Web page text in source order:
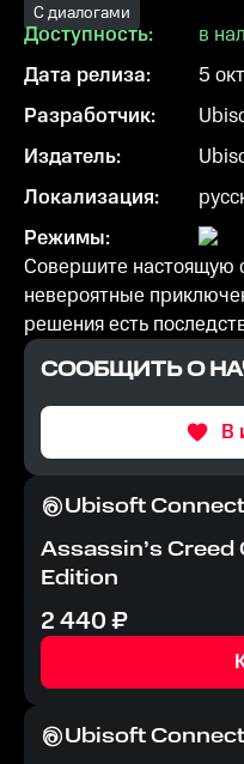
С диалогами
Доступность:
в
Дата релиза:
5
Разработчик:
Издатель:
Локализация:
Режимы:
Совершите настоящую
невероятные
решения есть
СООБЩИТЬ О
В
Ubisoft Connect
Assassin’s
Edition
2 440₽
Ubisoft Connect